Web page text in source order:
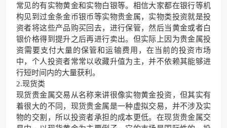
常见的有实物黄金和实物白银等。相信大家都在银行等机
构见到过金条金币银币等实物贵金属，实物类投资就是投
资者将这些产品购买回去，进行保管，然后当黄金或者白
银价格得到提升之后再进行卖出。但实际上因为贵金属投
资需要支付大量的保管和运输费用，在当前的投资市场
中，个人投资者常常以收藏升值为主，并不依赖其能够进
行短时间内的大量获利。
2.现货类
现货贵金属交易从名称来讲很像实物黄金投资，但其实有
着很大的不同，现货贵金属是一种虚拟交易，并不涉及实
物的交割，所以投资者承担的成本更低。在现货贵金属交